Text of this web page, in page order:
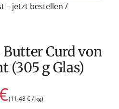
– jetzt bestellen /
(305 g Glas)
(11,48 €/ kg)